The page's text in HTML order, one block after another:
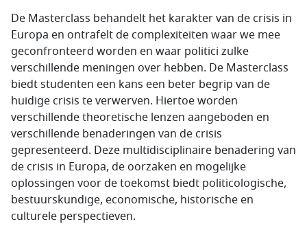
De Masterclass behandelt het karakter van de crisis in
Europa en ontrafelt de complexiteiten waar we mee
geconfronteerd worden en waar politici zulke
verschillende meningen over hebben. De Masterclass
biedt studenten een kans een beter begrip van de
huidige crisis te verwerven. Hiertoe worden
verschillende theoretische lenzen aangeboden en
verschillende benaderingen van de crisis
gepresenteerd. Deze multidisciplinaire benadering van
de crisis in Europa, de oorzaken en mogelijke
oplossingen voor de toekomst biedt politicologische,
bestuurskundige, economische, historische en
culturele perspectieven.